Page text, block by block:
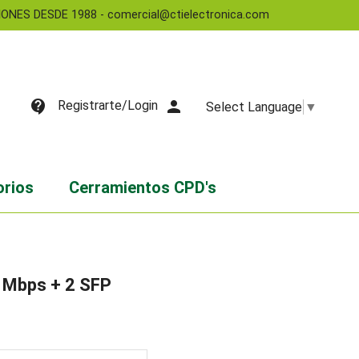
DESDE 1988 - comercial@ctielectronica.com
contact_support Registrarte/Login person Select Language ▼
Cerramientos CPD's
+ 2 SFP